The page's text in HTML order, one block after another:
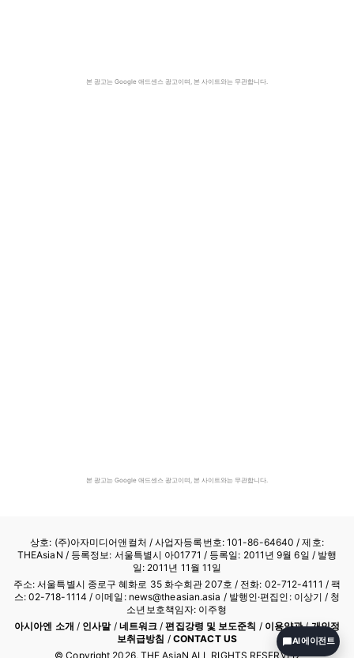
본 광고는 Google 애드센스 광고이며, 본 사이트와는 무관합니다.
본 광고는 Google 애드센스 광고이며, 본 사이트와는 무관합니다.
상호: (주)아자미디어앤컬처 /사업자등록번호: 101-86-64640 / 제호:
THEAsiaN / 등록정보: 서울특별시 아01771 / 등록일: 2011년 9월 6일 / 발행
일: 2011년 11월 11일
주소: 서울특별시 종로구 혜화로 35 화수회관 207호 / 전화: 02-712-4111 / 팩
스: 02-718-1114 / 이메일: news@theasian.asia / 발행인·편집인: 이상기 / 청
소년보호책임자: 이주형
아시아엔 소개 / 인사말/ 네트워크 /편집강령 및 보도준칙 / 이용약관/개인정
보취급방침 / CONTACT US
© Copyright 2026, THE AsiaN ALL RIGHTS RESERVED
AI 에이전트